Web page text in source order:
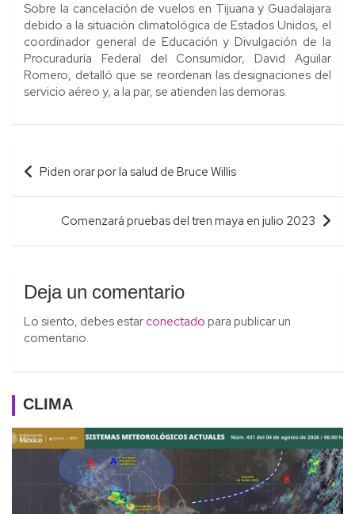
Sobre la cancelación de vuelos en Tijuana y Guadalajara
debido a la situación climatológica de Estados Unidos, el
coordinador general de Educación y Divulgación de la
Procuraduría Federal del Consumidor, David Aguilar
Romero, detalló que se reordenan las designaciones del
servicio aéreo y, a la par, se atienden las demoras.
Navegación
de
entradas
Piden orar por la salud de Bruce Willis
Comenzará pruebas del tren maya en julio 2023
Deja un comentario
Lo siento, debes estar conectado para publicar un
comentario.
CLIMA